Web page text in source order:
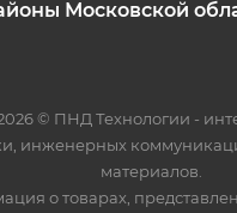
Московской
© ПНД Технологии -
инженерных
материалов.
о товарах,